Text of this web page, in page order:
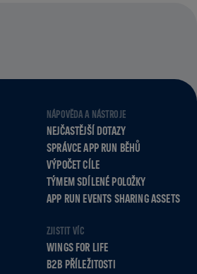
NÁPOVĚDA A NÁSTROJE
NEJČASTĚJŠÍ DOTAZY
SPRÁVCE APP RUN BĚHŮ
VÝPOČET CÍLE
TÝMEM SDÍLENÉ POLOŽKY
APP RUN EVENTS SHARING ASSETS
ZJISTIT VÍC
WINGS FOR LIFE
B2B PŘÍLEŽITOSTI